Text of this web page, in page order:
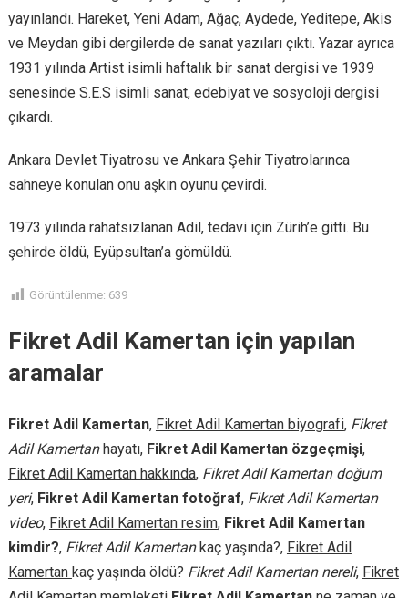
yayınlandı. Hareket, Yeni Adam, Ağaç, Aydede, Yeditepe, Akis
ve Meydan gibi dergilerde de sanat yazıları çıktı. Yazar ayrıca
1931 yılında Artist isimli haftalık bir sanat dergisi ve 1939
senesinde S.E.S isimli sanat, edebiyat ve sosyoloji dergisi
çıkardı.
Ankara Devlet Tiyatrosu ve Ankara Şehir Tiyatrolarınca
sahneye konulan onu aşkın oyunu çevirdi.
1973 yılında rahatsızlanan Adil, tedavi için Zürih’e gitti. Bu
şehirde öldü, Eyüpsultan’a gömüldü.
Görüntülenme: 639
Fikret Adil Kamertan için yapılan
aramalar
Fikret Adil Kamertan, Fikret Adil Kamertan biyografi, Fikret
Adil Kamertanhayatı, Fikret Adil Kamertan özgeçmişi,
Fikret Adil Kamertan hakkında, Fikret Adil Kamertan doğum
yeri, Fikret Adil Kamertan fotoğraf, Fikret Adil Kamertan
video, Fikret Adil Kamertan resim, Fikret Adil Kamertan
kimdir?, Fikret Adil Kamertankaç yaşında?, Fikret Adil
Kamertan kaç yaşında öldü? Fikret Adil Kamertan nereli, Fikret